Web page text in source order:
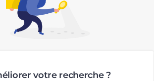
votre recherche ?